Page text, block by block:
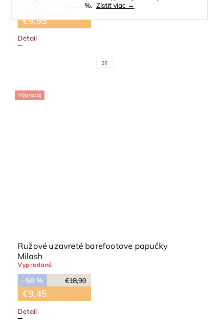
%. Zistiť viac →
€19,90
€9,95
Detail
20
Výpredaj
Ružové uzavreté barefootove papučky
Milash
Vypredané
€18,90
–50 %
€9,45
Detail